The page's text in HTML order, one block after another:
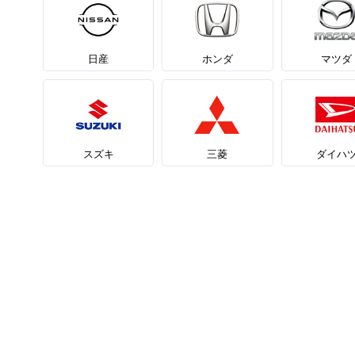
日産 ホンダ マツダ
スズキ 三菱 ダイハ